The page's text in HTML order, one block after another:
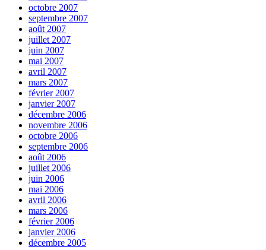
octobre 2007
septembre 2007
août 2007
juillet 2007
juin 2007
mai 2007
avril 2007
mars 2007
février 2007
janvier 2007
décembre 2006
novembre 2006
octobre 2006
septembre 2006
août 2006
juillet 2006
juin 2006
mai 2006
avril 2006
mars 2006
février 2006
janvier 2006
décembre 2005